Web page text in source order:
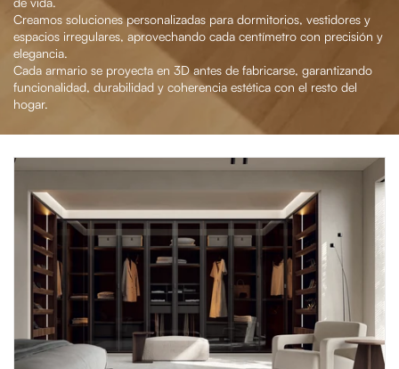
Creamos soluciones personalizadas para dormitorios, vestidores y
espacios irregulares, aprovechando cada centímetro con precisión y
elegancia.
Cada armario se proyecta en 3D antes de fabricarse, garantizando
funcionalidad, durabilidad y coherencia estética con el resto del
hogar.